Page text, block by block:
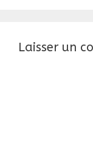
Laisser un